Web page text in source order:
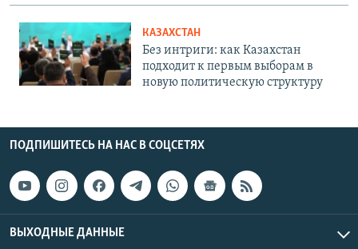
КАЗАХСТАН
Без интриги: как Казахстан
подходит к первым выборам в
новую политическую структуру
ПОДПИШИТЕСЬ НА НАС В СОЦСЕТЯХ
ВЫХОДНЫЕ ДАННЫЕ